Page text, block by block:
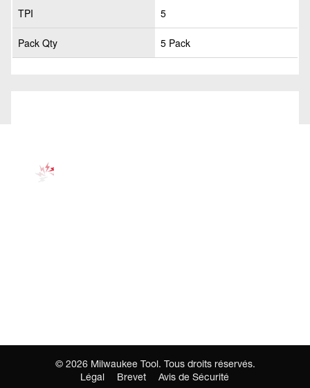
TPI 5
Pack Qty 5 Pack
© 2026 Milwaukee Tool. Tous droits réservés.
Légal
Brevet Avis de Sécurité